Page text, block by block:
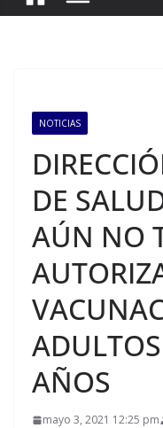
NOTICIAS
DE
AÚN NO
AÑOS
mayo 3, 2021 12:25 pm